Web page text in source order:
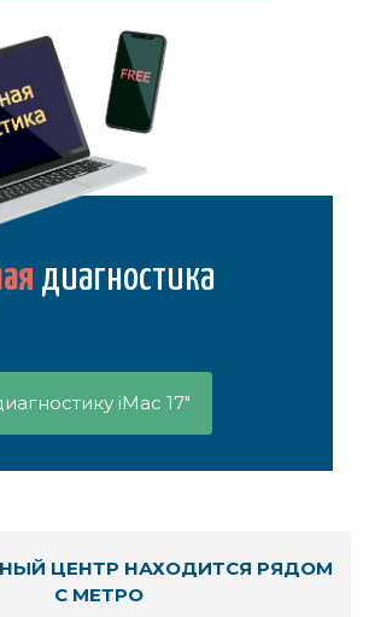
диагностика
iMac 17"
ЦЕНТР НАХОДИТСЯ РЯДОМ
С МЕТРО